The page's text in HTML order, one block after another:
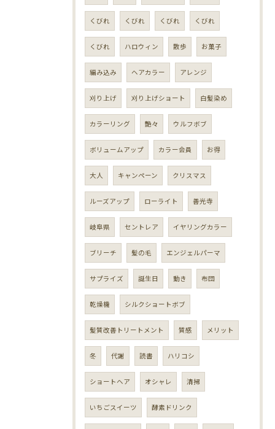
くびれ くびれ くびれ くびれ
くびれ ハロウィン 散歩 お菓子
編み込み ヘアカラー アレンジ
刈り上げ 刈り上げショート 白髪染め
カラーリング 艶々 ウルフボブ
ボリュームアップ カラー会員 お得
大人 キャンペーン クリスマス
ルーズアップ ローライト 善光寺
岐阜県 セントレア イヤリングカラー
ブリーチ 髪の毛 エンジェルパーマ
サプライズ 誕生日 動き 布団
乾燥機 シルクショートボブ
髪質改善トリートメント 質感 メリット
冬 代謝 読書 ハリコシ
ショートヘア オシャレ 清掃
いちごスイーツ 酵素ドリンク